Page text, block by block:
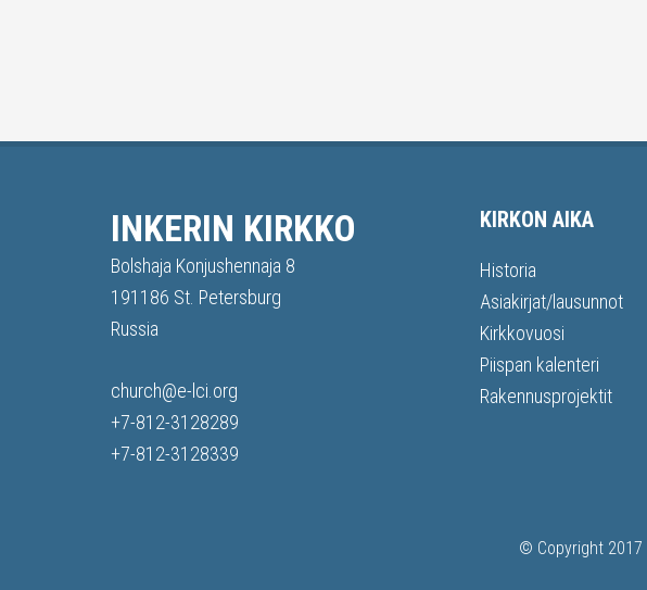
INKERIN KIRKKO
Bolshaja Konjushennaja 8
191186 St. Petersburg
Russia
church@e-lci.org
+7-812-3128289
+7-812-3128339
KIRKON AIKA
Historia
Asiakirjat/lausunnot
Kirkkovuosi
Piispan kalenteri
Rakennusprojektit
© Copyright 2017